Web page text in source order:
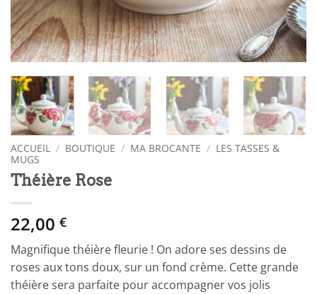
ACCUEIL / BOUTIQUE / MA BROCANTE / LES TASSES &
MUGS
Théière Rose
22,00 €
Magnifique théière fleurie ! On adore ses dessins de
roses aux tons doux, sur un fond crème. Cette grande
théière sera parfaite pour accompagner vos jolis